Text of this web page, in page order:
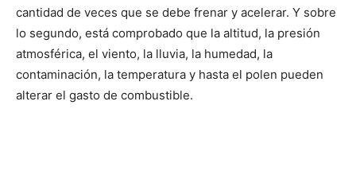
cantidad de veces que se debe frenar y acelerar. Y sobre
lo segundo, está comprobado que la altitud, la presión
atmosférica, el viento, la lluvia, la humedad, la
contaminación, la temperatura y hasta el polen pueden
alterar el gasto de combustible.